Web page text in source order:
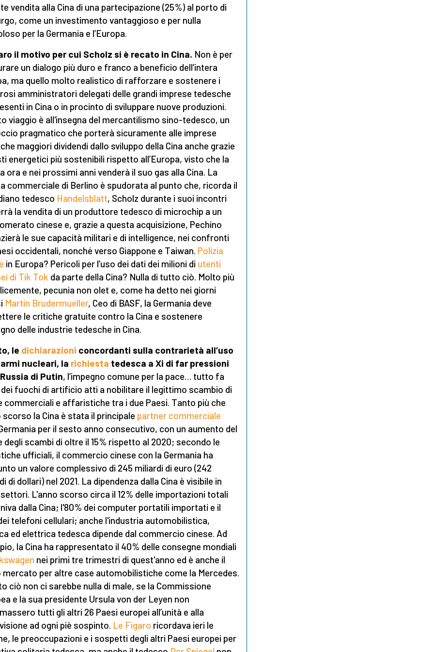
vendita alla Cina di una partecipazione (25%) al porto di
come un investimento vantaggioso e per nulla
per la Germania e l’Europa.
il motivo per cui Scholz si è recato in Cina. Non è per
un dialogo più duro e franco a beneficio dell’intera
ma quello molto realistico di rafforzare e sostenere i
amministratori delegati delle grandi imprese tedesche
in Cina o in procinto di sviluppare nuove produzioni.
viaggio è all'insegna del mercantilismo sino-tedesco, un
pragmatico che porterà sicuramente alle imprese
maggiori dividendi dallo sviluppo della Cina anche grazie
energetici più sostenibili rispetto all’Europa, visto che la
ora e nei prossimi anni venderà il suo gas alla Cina. La
commerciale di Berlino è spudorata al punto che, ricorda il
tedesco Handelsblatt, Scholz durante i suoi incontri
la vendita di un produttore tedesco di microchip a un
cinese e, grazie a questa acquisizione, Pechino
le sue capacità militari e di intelligence, nei confronti
occidentali, nonché verso Giappone e Taiwan. Polizia
in Europa? Pericoli per l’uso dei dati dei milioni di utenti
di Tik Tok da parte della Cina? Nulla di tutto ciò. Molto più
pecunia non olet e, come ha detto nei giorni
Martin Brudermueller, Ceo di BASF, la Germania deve
le critiche gratuite contro la Cina e sostenere
delle industrie tedesche in Cina.
le dichiarazioni concordanti sulla contrarietà all’uso
nucleari, la richiesta tedesca a Xi di far pressioni
di Putin, l’impegno comune per la pace… tutto fa
fuochi di artificio atti a nobilitare il legittimo scambio di
commerciali e affaristiche tra i due Paesi. Tanto più che
scorso la Cina è stata il principale partner commerciale
per il sesto anno consecutivo, con un aumento del
degli scambi di oltre il 15% rispetto al 2020; secondo le
ufficiali, il commercio cinese con la Germania ha
un valore complessivo di 245 miliardi di euro (242
di dollari) nel 2021. La dipendenza dalla Cina è visibile in
L'anno scorso circa il 12% delle importazioni totali
dalla Cina; l'80% dei computer portatili importati e il
telefoni cellulari; anche l'industria automobilistica,
ed elettrica tedesca dipende dal commercio cinese. Ad
la Cina ha rappresentato il 40% delle consegne mondiali
nei primi tre trimestri di quest'anno ed è anche il
mercato per altre case automobilistiche come la Mercedes.
ciò non ci sarebbe nulla di male, se la Commissione
e la sua presidente Ursula von der Leyen non
tutti gli altri 26 Paesi europei all’unità e alla
ad ogni piè sospinto. Le Figaro ricordava ieri le
le preoccupazioni e i sospetti degli altri Paesi europei per